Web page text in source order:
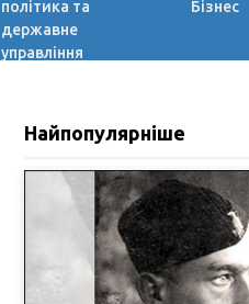
політика та
державне
управління
Бізнес
Найпопулярніше